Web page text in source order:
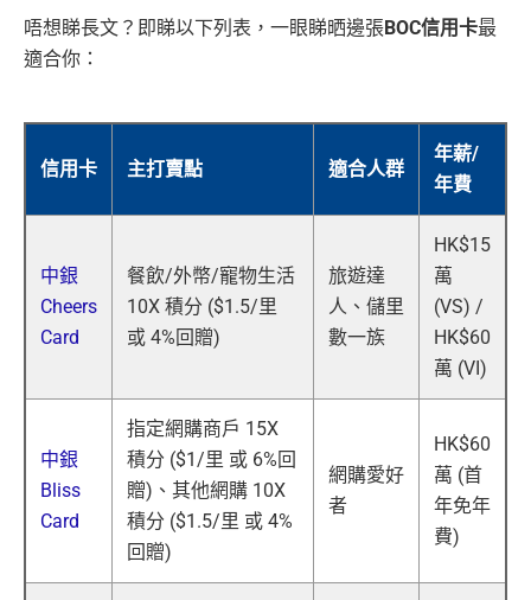
唔想睇長文？即睇以下列表，一眼睇晒邊張BOC信用卡最
適合你：
信用卡 主打賣點 適合人群
年薪/
年費
中銀
Cheers
Card
餐飲/外幣/寵物生活
10X 積分 ($1.5/里
或 4%回贈)
旅遊達
人、儲里
數一族
HK$15
萬
(VS) /
HK$60
萬 (VI)
中銀
Bliss
Card
指定網購商戶 15X
積分 ($1/里 或 6%回
贈)、其他網購 10X
積分 ($1.5/里 或 4%
回贈)
網購愛好
者
HK$60
萬 (首
年免年
費)